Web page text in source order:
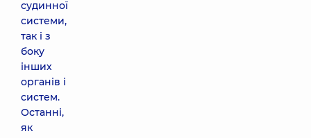
судинної
системи,
так і з
боку
інших
органів і
систем.
Останні,
як